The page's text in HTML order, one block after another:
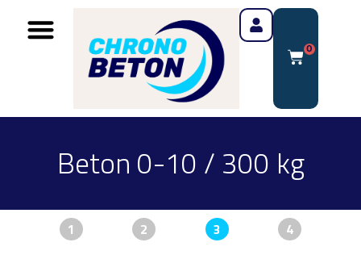
0
Beton 0-10 / 300 kg
1 2 3 4